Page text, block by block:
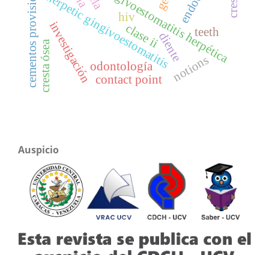
gingivoestomatitis herpética
herpetic gingivoestomatitis
cementos provisionales odontología
investigación diente
cresta ósea
teeth
contact point
hiv
notions
clase ii
Auspicio